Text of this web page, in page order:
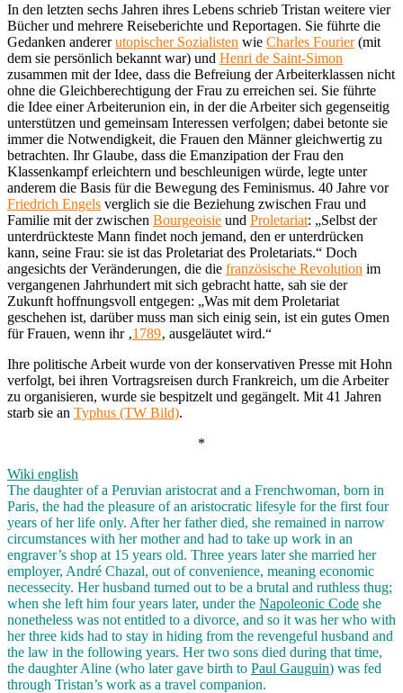
In den letzten sechs Jahren ihres Lebens schrieb Tristan weitere vier
Bücher und mehrere Reiseberichte und Reportagen. Sie führte die
Gedanken andererutopischer Sozialisten wie Charles Fourier(mit
dem sie persönlich bekannt war) und Henri de Saint-Simon
zusammen mit der Idee, dass die Befreiung der Arbeiterklassen nicht
ohne die Gleichberechtigung der Frau zu erreichen sei. Sie führte
die Idee einer Arbeiterunion ein, in der die Arbeiter sich gegenseitig
unterstützen und gemeinsam Interessen verfolgen; dabei betonte sie
immer die Notwendigkeit, die Frauen den Männer gleichwertig zu
betrachten. Ihr Glaube, dass die Emanzipation der Frau den
Klassenkampf erleichtern und beschleunigen würde, legte unter
anderem die Basis für die Bewegung des Feminismus. 40 Jahre vor
Friedrich Engels verglich sie die Beziehung zwischen Frau und
Familie mit der zwischen Bourgeoisie und Proletariat: „Selbst der
unterdrückteste Mann findet noch jemand, den er unterdrücken
kann, seine Frau: sie ist das Proletariat des Proletariats.“ Doch
angesichts der Veränderungen, die die französische Revolution im
vergangenen Jahrhundert mit sich gebracht hatte, sah sie der
Zukunft hoffnungsvoll entgegen: „Was mit dem Proletariat
geschehen ist, darüber muss man sich einig sein, ist ein gutes Omen
für Frauen, wenn ihr ‚1789‚ ausgeläutet wird.“
Ihre politische Arbeit wurde von der konservativen Presse mit Hohn
verfolgt, bei ihren Vortragsreisen durch Frankreich, um die Arbeiter
zu organisieren, wurde sie bespitzelt und gegängelt. Mit 41 Jahren
starb sie an Typhus (TW Bild).
*
Wiki english
The daughter of a Peruvian aristocrat and a Frenchwoman, born in
Paris, the had the pleasure of an aristocratic lifesyle for the first four
years of her life only. After her father died, she remained in narrow
circumstances with her mother and had to take up work in an
engraver’s shop at 15 years old. Three years later she married her
employer, André Chazal, out of convenience, meaning economic
necessecity. Her husband turned out to be a brutal and ruthless thug;
when she left him four years later, under the Napoleonic Code she
nonetheless was not entitled to a divorce, and so it was her who with
her three kids had to stay in hiding from the revengeful husband and
the law in the following years. Her two sons died during that time,
the daughter Aline (who later gave birth to Paul Gauguin) was fed
through Tristan’s work as a travel companion.